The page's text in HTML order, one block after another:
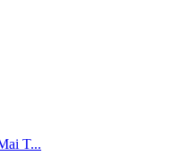
T...